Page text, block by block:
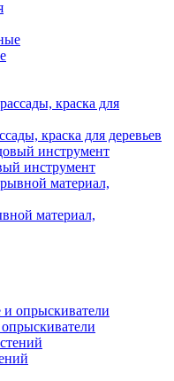
краска для деревьев
инструмент
материал,